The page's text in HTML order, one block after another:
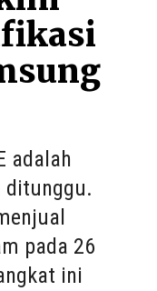
adalah
ditunggu.
pada 26
ini